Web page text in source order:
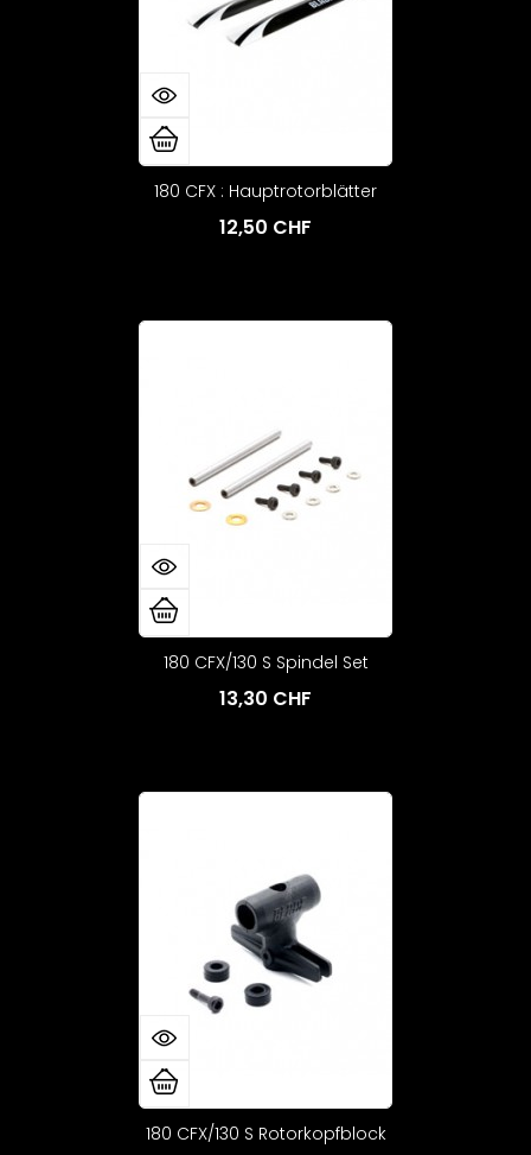
180 CFX : Hauptrotorblätter
12,50 CHF
180 CFX/130 S Spindel Set
13,30 CHF
180 CFX/130 S Rotorkopfblock